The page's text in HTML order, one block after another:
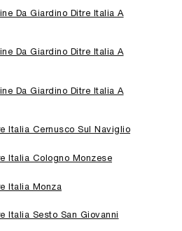
Da Giardino Ditre Italia A
Da Giardino Ditre Italia A
Da Giardino Ditre Italia A
Italia Cernusco Sul Naviglio
Italia Cologno Monzese
Italia Monza
Italia Sesto San Giovanni